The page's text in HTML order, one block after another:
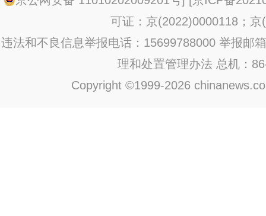
可证：京(2022)0000118；京
违法和不良信息举报电话：15699788000 举报邮
理和处置管理办法 总机：
Copyright ©1999-2026